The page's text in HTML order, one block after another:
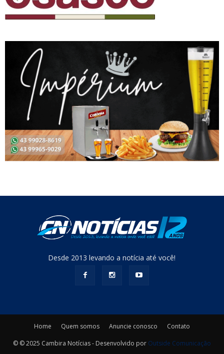
Desde 2013 levando a notícia até você!
Home Quem somos Anuncie conosco
Contato
© © 2025 Cambira Notícias - Desenvolvido por Outside Comunicação